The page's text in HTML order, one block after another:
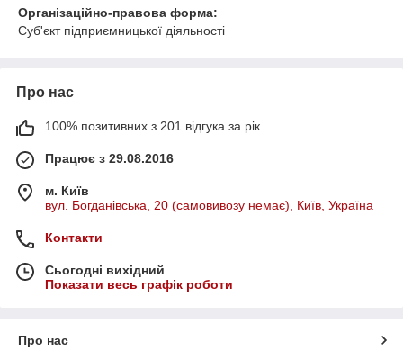
Організаційно-правова форма:
Суб'єкт підприємницької діяльності
Про нас
100% позитивних з 201 відгука за рік
Працює з 29.08.2016
м. Київ
вул. Богданівська, 20 (самовивозу немає), Київ, Україна
Контакти
Сьогодні вихідний
Показати весь графік роботи
Про нас